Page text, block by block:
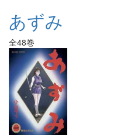
あずみ
全48巻